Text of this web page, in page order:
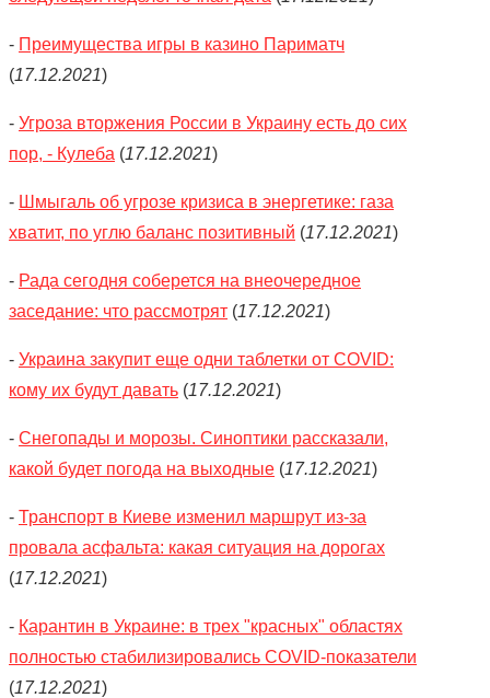
- Преимущества игры в казино Париматч
(17.12.2021)
- Угроза вторжения России в Украину есть до сих
пор, - Кулеба (17.12.2021)
- Шмыгаль об угрозе кризиса в энергетике: газа
хватит, по углю баланс позитивный (17.12.2021)
- Рада сегодня соберется на внеочередное
заседание: что рассмотрят (17.12.2021)
- Украина закупит еще одни таблетки от COVID:
кому их будут давать (17.12.2021)
- Снегопады и морозы. Синоптики рассказали,
какой будет погода на выходные (17.12.2021)
- Транспорт в Киеве изменил маршрут из-за
провала асфальта: какая ситуация на дорогах
(17.12.2021)
- Карантин в Украине: в трех "красных" областях
полностью стабилизировались COVID-показатели
(17.12.2021)